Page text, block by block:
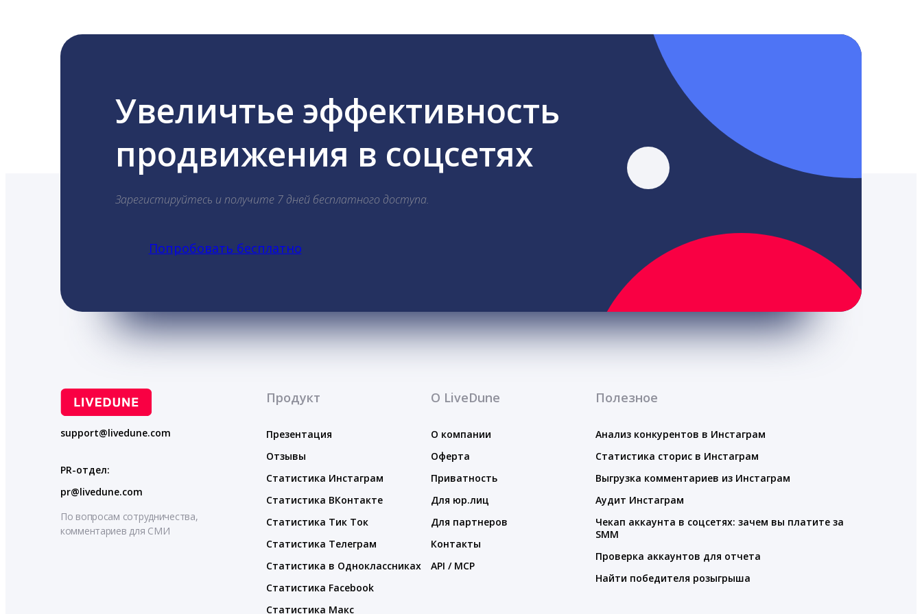
Увеличтье эффективность
продвижения в соцсетях
Зарегистируйтесь и получите 7 дней бесплатного доступа.
Попробовать бесплатно
support@livedune.com
PR-отдел:
pr@livedune.com
По вопросам сотрудничества,
комментариев для СМИ
Продукт
Презентация
Отзывы
Статистика Инстаграм
Статистика ВКонтакте
Статистика Тик Ток
Статистика Телеграм
Статистика в Одноклассниках
Статистика Facebook
Статистика Макс
О LiveDune
О компании
Оферта
Приватность
Для юр.лиц
Для партнеров
Контакты
API / MCP
Полезное
Анализ конкурентов в Инстаграм
Статистика сторис в Инстаграм
Выгрузка комментариев из Инстаграм
Аудит Инстаграм
Чекап аккаунта в соцсетях: зачем вы платите за
SMM
Проверка аккаунтов для отчета
Найти победителя розыгрыша